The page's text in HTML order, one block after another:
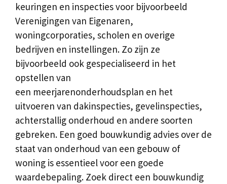
keuringen en inspecties voor bijvoorbeeld
Verenigingen van Eigenaren,
woningcorporaties, scholen en overige
bedrijven en instellingen. Zo zijn ze
bijvoorbeeld ook gespecialiseerd in het
opstellen van
een meerjarenonderhoudsplan en het
uitvoeren van dakinspecties, gevelinspecties,
achterstallig onderhoud en andere soorten
gebreken. Een goed bouwkundig advies over de
staat van onderhoud van een gebouw of
woning is essentieel voor een goede
waardebepaling. Zoek direct een bouwkundig